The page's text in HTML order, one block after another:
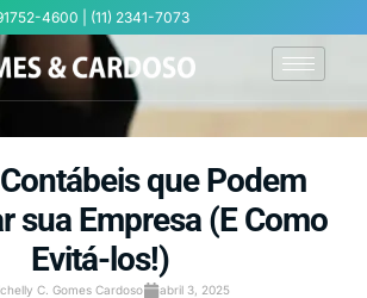
4600 | (11) 2341-7073
que Podem
sua Empresa (E Como
Evitá-los!)
C. Gomes Cardoso abril 3, 2025